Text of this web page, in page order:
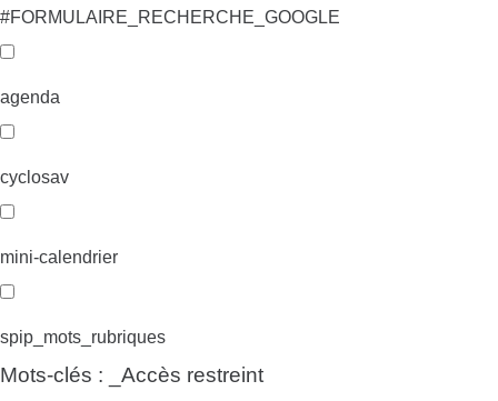
#FORMULAIRE_RECHERCHE_GOOGLE
agenda
cyclosav
mini-calendrier
spip_mots_rubriques
Mots-clés : _Accès restreint